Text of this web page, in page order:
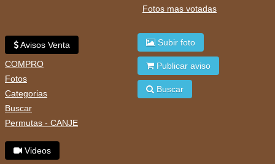
Fotos mas votadas
Avisos Venta
COMPRO
Fotos
Categorias
Buscar
Permutas - CANJE
Videos
Subir foto
Publicar aviso
Buscar